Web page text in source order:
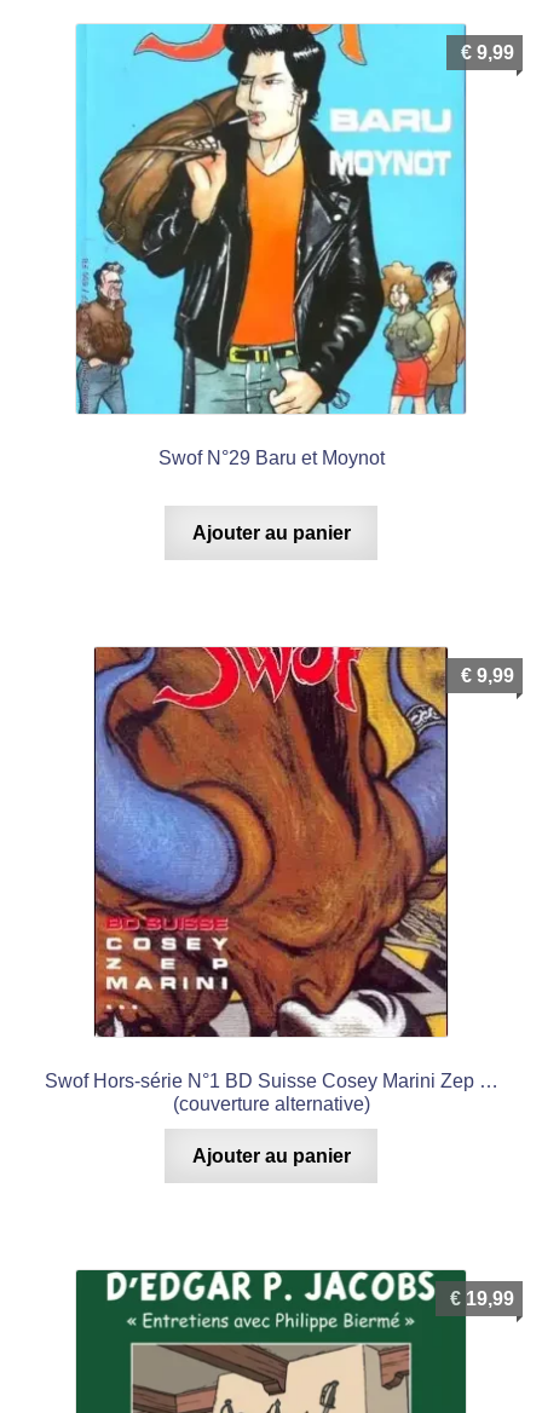
Swof N°29 Baru et Moynot
€ 9,99
Ajouter au panier
Swof Hors-série N°1 BD Suisse Cosey Marini Zep …
(couverture alternative)
€ 9,99
Ajouter au panier
€ 19,99